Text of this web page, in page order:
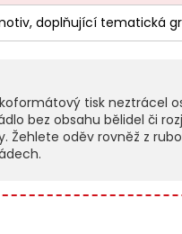
doplňující tematická
tisk neztrácel
bez obsahu bělidel či
Žehlete oděv rovněž z